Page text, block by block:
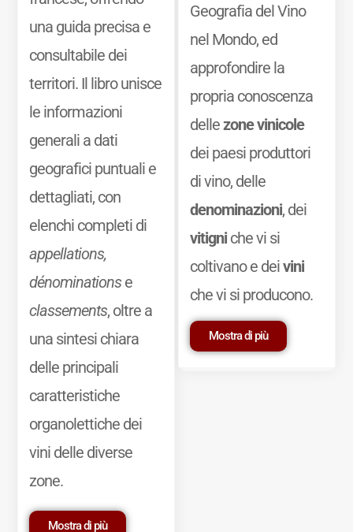
una guida precisa e
consultabile dei
territori. Il libro unisce
le informazioni
generali a dati
geografici puntuali e
dettagliati, con
elenchi completi di
appellations,
dénominationse
classements, oltre a
una sintesi chiara
delle principali
caratteristiche
organolettiche dei
vini delle diverse
zone.
Mostra di più
Geografia del Vino
nel Mondo, ed
approfondire la
propria conoscenza
dellezone vinicole
dei paesi produttori
di vino, delle
denominazioni, dei
vitigniche vi si
coltivano e deivini
che vi si producono.
Mostra di più